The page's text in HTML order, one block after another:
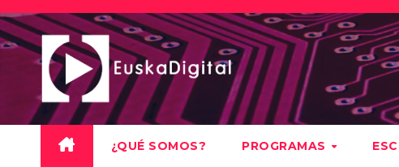
Saltar
al
contenido
¿QUÉ SOMOS? PROGRAMAS